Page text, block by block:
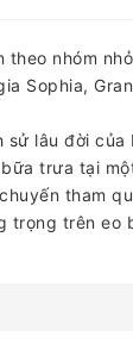
theo nhóm
Sophia,
sử lâu đời
trưa tại
tham
trọng trên eo